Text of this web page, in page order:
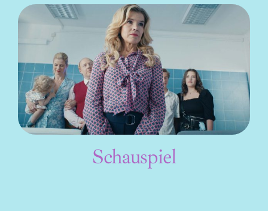
Schauspiel